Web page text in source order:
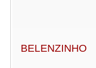
BELENZINHO